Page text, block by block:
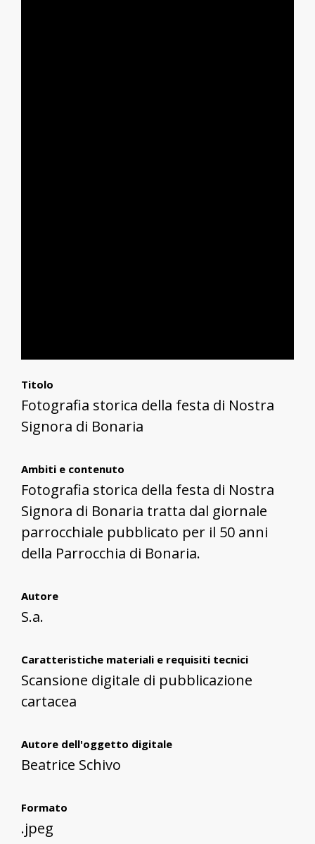
Titolo
Fotografia storica della festa di Nostra
Signora di Bonaria
Ambiti e contenuto
Fotografia storica della festa di Nostra
Signora di Bonaria tratta dal giornale
parrocchiale pubblicato per il 50 anni
della Parrocchia di Bonaria.
Autore
S.a.
Caratteristiche materiali e requisiti tecnici
Scansione digitale di pubblicazione
cartacea
Autore dell'oggetto digitale
Beatrice Schivo
Formato
.jpeg